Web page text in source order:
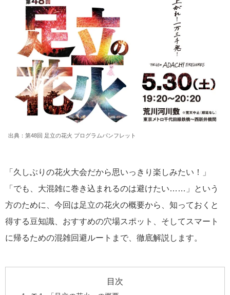
出典： 第48 回 足立の花火 プログラムパンフレット
「久しぶりの花火大会だから思いっきり楽しみたい！」
「でも、大混雑に巻き込まれるのは避けたい……」という
方のために、今回は足立の花火の概要から、知っておくと
得する豆知識、おすすめの穴場スポット、そしてスマート
に帰るための混雑回避ルートまで、徹底解説します。
目次